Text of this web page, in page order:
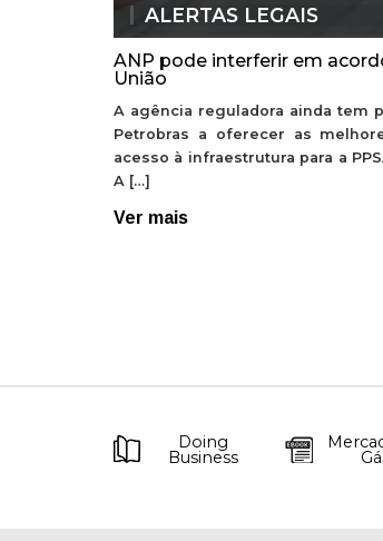
ALERTAS LEGAIS
ANP pode interferir em
União
A agência reguladora ainda tem
Petrobras a oferecer as
acesso à infraestrutura para a
A […]
Ver mais
Doing
Business